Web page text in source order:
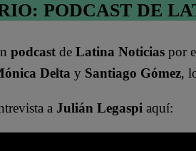
PODCAST DE
podcast de Latina Noticias por
Delta y Santiago Gómez,
a Julián Legaspi aquí: